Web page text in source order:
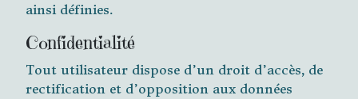
ainsi définies.
Confidentialité
Tout utilisateur dispose d’un droit d’accès, de
rectification et d’opposition aux données